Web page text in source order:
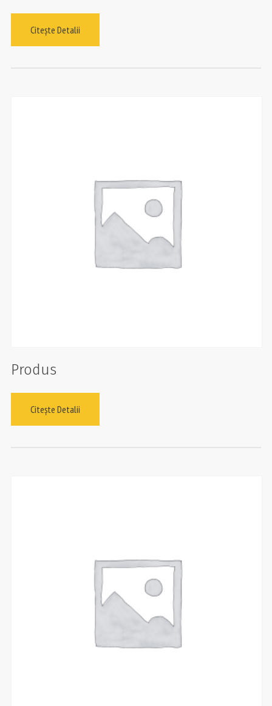
Citește Detalii
Produs
Citește Detalii